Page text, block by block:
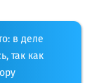
в деле
так как